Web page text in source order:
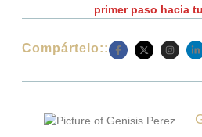
primer paso hacia
Compártelo::
Genisis